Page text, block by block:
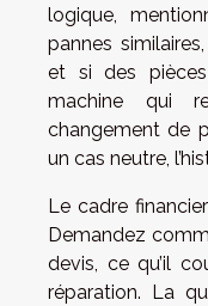
logique,
pannes
et si des
machine qui
changement de
un cas neutre,
Le cadre
Demandez
devis, ce qu’il
réparation. La